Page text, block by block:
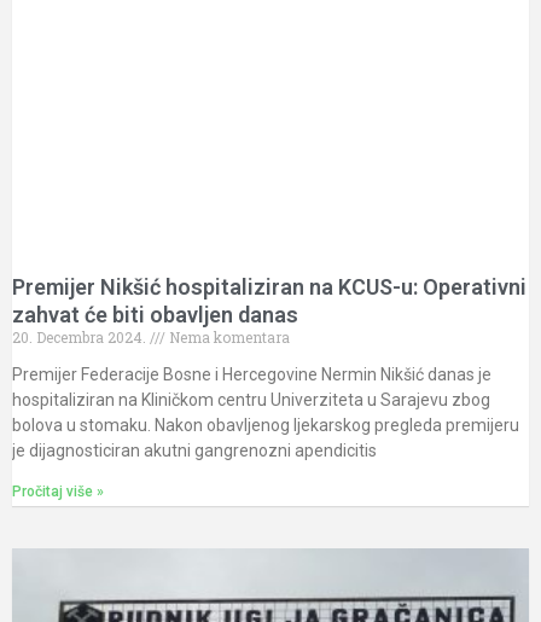
Premijer Nikšić hospitaliziran na KCUS-u: Operativni
zahvat će biti obavljen danas
20. Decembra 2024.
Nema komentara
Premijer Federacije Bosne i Hercegovine Nermin Nikšić danas je
hospitaliziran na Kliničkom centru Univerziteta u Sarajevu zbog
bolova u stomaku. Nakon obavljenog ljekarskog pregleda premijeru
je dijagnosticiran akutni gangrenozni apendicitis
Pročitaj više »